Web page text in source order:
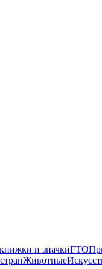
и значкиГТО
Животные